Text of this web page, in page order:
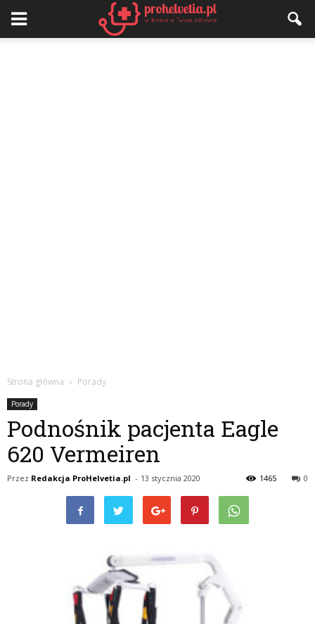
Strona główna Porady
Porady
Podnośnik pacjenta Eagle
620 Vermeiren
Przez Redakcja ProHelvetia.pl - 13 stycznia 2020 0
1465